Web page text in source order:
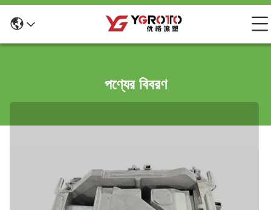
পণ্যের বিবরণ